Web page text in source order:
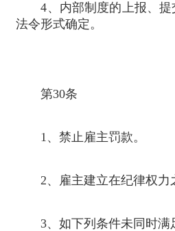
4、内部制度的上报、
法令形式确定。
第30条
1、禁止雇主罚款。
2、雇主建立在纪律权
3、如下列条件未同时满